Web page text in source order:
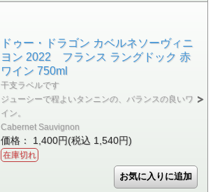
ドゥー・ドラゴン カベルネソーヴィニ
ヨン 2022 フランス ラングドック 赤
ワイン 750ml
干支ラベルです
ジューシーで程よいタンニンの、バランスの良いワ
イン。
Cabernet Sauvignon
価格： 1,400円(税込 1,540円)
在庫切れ